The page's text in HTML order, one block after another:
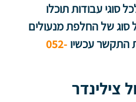
סוגי עבודות תוכלו
סוג של החלפת מנעולים
התקשר עכשיו 052-
צילינדר